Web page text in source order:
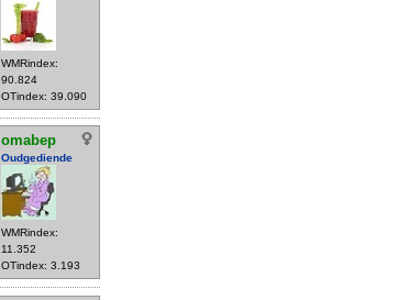
WMRindex:
90.824
OTindex: 39.090
omabep
Oudgediende
WMRindex:
11.352
OTindex: 3.193